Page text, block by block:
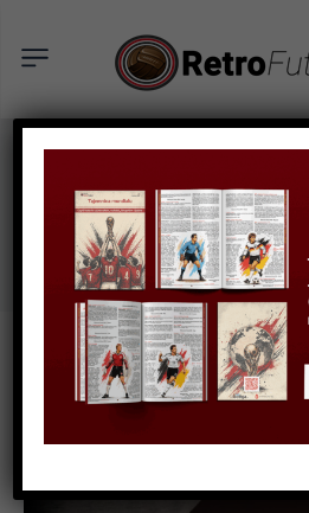
Tag: Lewski